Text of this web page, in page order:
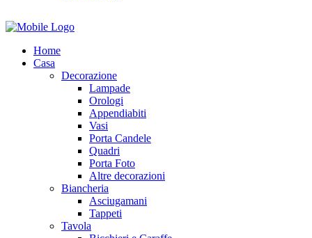
Home
Casa
Decorazione
Lampade
Orologi
Appendiabiti
Vasi
Porta Candele
Quadri
Porta Foto
Altre decorazioni
Biancheria
Asciugamani
Tappeti
Tavola